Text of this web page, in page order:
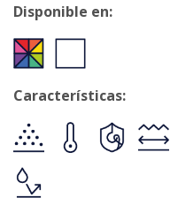
Disponible en:
Características: